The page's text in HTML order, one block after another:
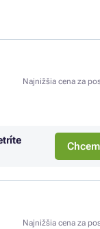
Najnižšia cena za
Najnižšia cena za